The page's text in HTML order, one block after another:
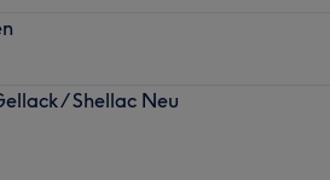
/ Shellac Neu